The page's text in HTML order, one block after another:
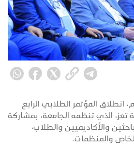
انطلاق المؤتمر الطلابي الرابع
تعز، الذي تنظمه الجامعة، بمشاركة
والأكاديميين والطلاب،
والمنظمات.